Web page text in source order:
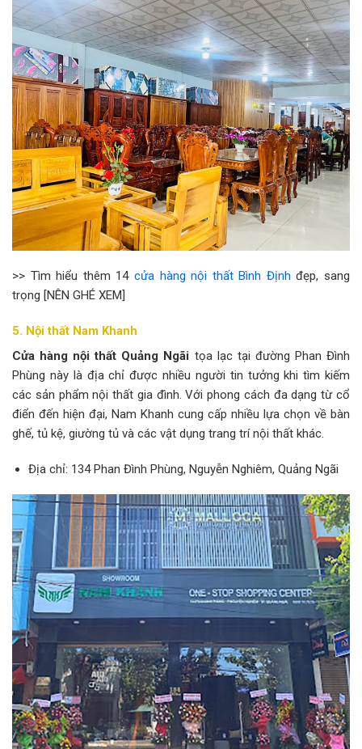
>> Tìm hiểu thêm 14 cửa hàng nội thất Bình Định đẹp, sang
trọng [NÊN GHÉ XEM]
5. Nội thất Nam Khanh
Cửa hàng nội thất Quảng Ngãi tọa lạc tại đường Phan Đình
Phùng này là địa chỉ được nhiều người tin tưởng khi tìm kiếm
các sản phẩm nội thất gia đình. Với phong cách đa dạng từ cổ
điển đến hiện đại, Nam Khanh cung cấp nhiều lựa chọn về bàn
ghế, tủ kệ, giường tủ và các vật dụng trang trí nội thất khác.
Địa chỉ: 134 Phan Đình Phùng, Nguyễn Nghiêm, Quảng Ngãi